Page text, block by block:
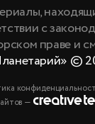
с
праве и
©
—